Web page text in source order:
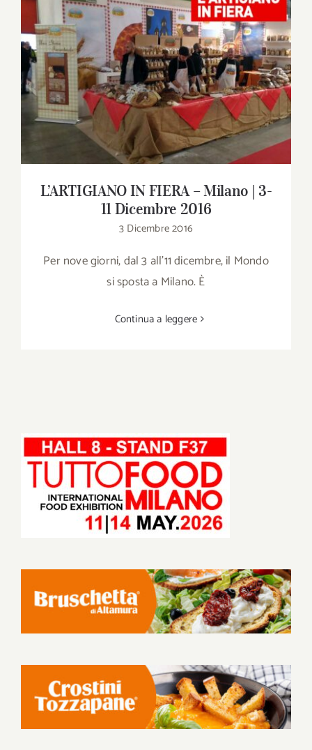
Download
Contatti
SHOP
per:
L’ARTIGIANO IN FIERA – Milano | 3-11
Dicembre 2016
L’ARTIGIANO IN FIERA – Milano | 3-
11 Dicembre 2016
3 Dicembre 2016
Per nove giorni, dal 3 all’11 dicembre, il Mondo
si sposta a Milano. È
Continua a leggere